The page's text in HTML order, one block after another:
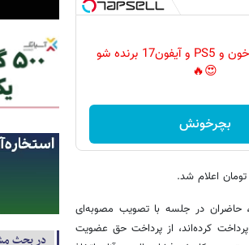
گردونه رو بچرخون و PS5 و آیفون17 برنده شو
😍🔥
بچرخونش
حاضران در جلسه با تصویب مصوبه‌ای
اعضایی که حق عضویت سال‌های ۱۴۰۳ و ۱۴۰۴ خود را پرداخت کرده‌اند، از پرداخت حق عضویت
در بحث